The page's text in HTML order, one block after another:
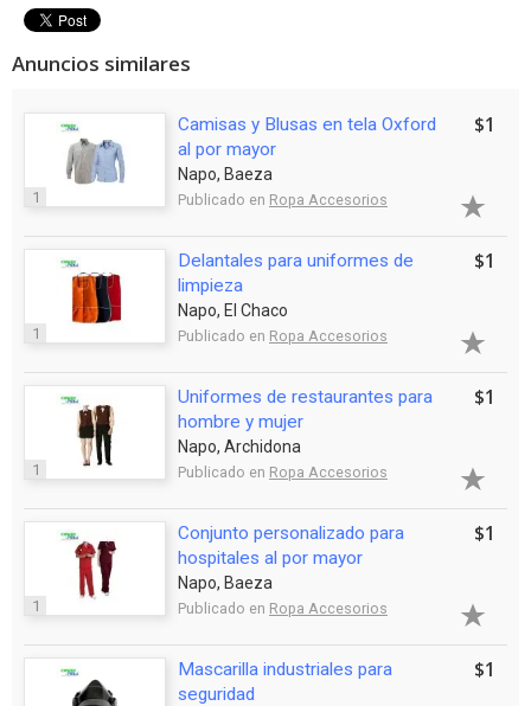
Anuncios similares
1
Camisas y Blusas en tela Oxford
al por mayor
Napo, Baeza
Publicado en Ropa Accesorios
$1
1
Delantales para uniformes de
limpieza
Napo, El Chaco
Publicado en Ropa Accesorios
$1
1
Uniformes de restaurantes para
hombre y mujer
Napo, Archidona
Publicado en Ropa Accesorios
$1
1
Conjunto personalizado para
hospitales al por mayor
Napo, Baeza
Publicado en Ropa Accesorios
$1
Mascarilla industriales para
seguridad
$1